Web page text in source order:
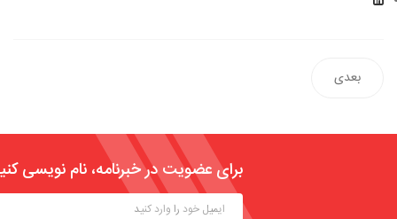
بعدی
برای عضویت در خبرنامه، نام نویسی